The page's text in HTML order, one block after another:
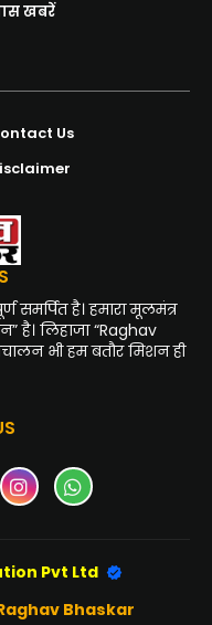
खबरें
Us
समर्पित है। हमारा मूलमंत्र
है। लिहाजा “Raghav
भी हम बतौर मिशन ही
Pvt Ltd
Bhaskar